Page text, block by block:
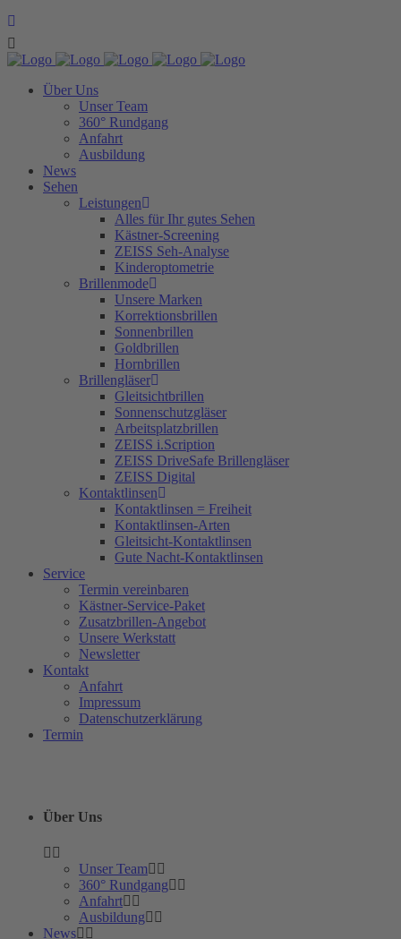
Über Uns
Unser Team
360° Rundgang
Anfahrt
Ausbildung
News
Sehen
Leistungen
Alles für Ihr gutes Sehen
Kästner-Screening
ZEISS Seh-Analyse
Kinderoptometrie
Brillenmode
Unsere Marken
Korrektionsbrillen
Sonnenbrillen
Goldbrillen
Hornbrillen
Brillengläser
Gleitsichtbrillen
Sonnenschutzgläser
Arbeitsplatzbrillen
ZEISS i.Scription
ZEISS DriveSafe Brillengläser
ZEISS Digital
Kontaktlinsen
Kontaktlinsen = Freiheit
Kontaktlinsen-Arten
Gleitsicht-Kontaktlinsen
Gute Nacht-Kontaktlinsen
Service
Termin vereinbaren
Kästner-Service-Paket
Zusatzbrillen-Angebot
Unsere Werkstatt
Newsletter
Kontakt
Anfahrt
Impressum
Datenschutzerklärung
Termin
Über Uns
Unser Team
360° Rundgang
Anfahrt
Ausbildung
News